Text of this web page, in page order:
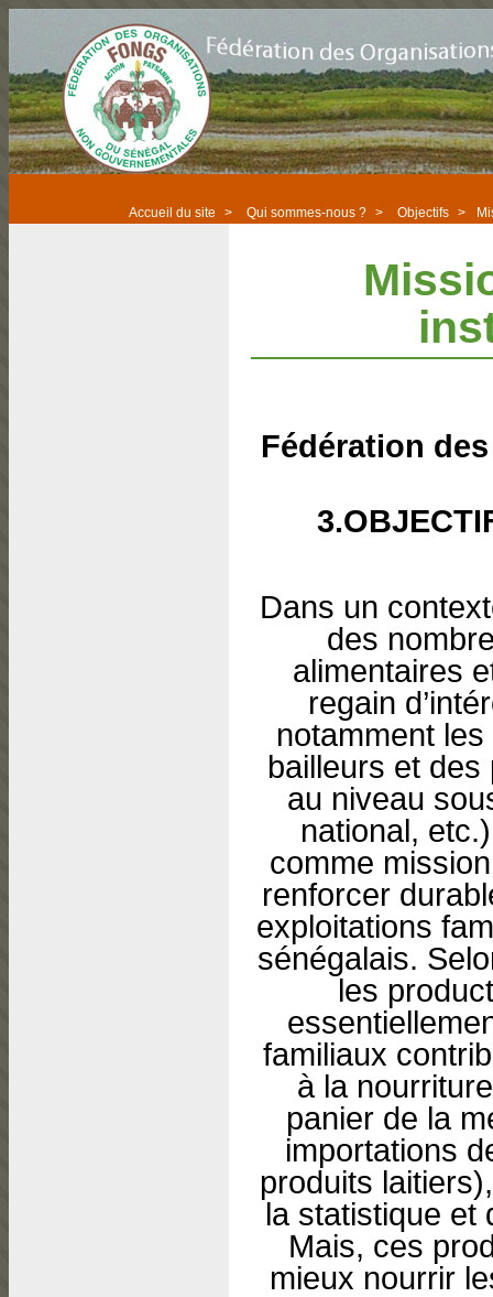
Accueil du site > Qui sommes-nous ? > Objectifs >
Fédération
Dans un
des
alimentaires
regain
notamment
bailleurs et
au niveau
national,
comme
renforcer
exploitations
sénégalais.
les
familiaux
à la
panier de la
importations
produits
la statistique et
Mais, ces
mieux nourrir